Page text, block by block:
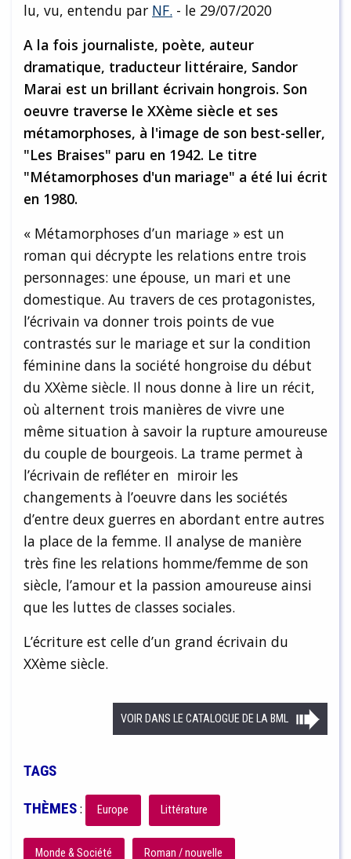
lu, vu, entendu par NF. - le 29/07/2020
A la fois journaliste, poète, auteur
dramatique, traducteur littéraire, Sandor
Marai est un brillant écrivain hongrois. Son
oeuvre traverse le XXème siècle et ses
métamorphoses, à l'image de son best-seller,
"Les Braises" paru en 1942. Le titre
"Métamorphoses d'un mariage" a été lui écrit
en 1980.
« Métamorphoses d’un mariage » est un
roman qui décrypte les relations entre trois
personnages: une épouse, un mari et une
domestique. Au travers de ces protagonistes,
l’écrivain va donner trois points de vue
contrastés sur le mariage et sur la condition
féminine dans la société hongroise du début
du XXème siècle. Il nous donne à lire un récit,
où alternent trois manières de vivre une
même situation à savoir la rupture amoureuse
du couple de bourgeois. La trame permet à
l’écrivain de refléter en miroir les
changements à l’oeuvre dans les sociétés
d’entre deux guerres en abordant entre autres
la place de la femme. Il analyse de manière
très fine les relations homme/femme de son
siècle, l’amour et la passion amoureuse ainsi
que les luttes de classes sociales.
L’écriture est celle d’un grand écrivain du
XXème siècle.
VOIR DANS LE CATALOGUE DE LA BML
TAGS
THÈMES: Europe Littérature
Monde & Société Roman / nouvelle